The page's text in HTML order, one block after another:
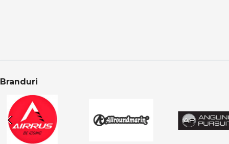
eliberarea
Categoria Crap
Categoria Crap în
Branduri